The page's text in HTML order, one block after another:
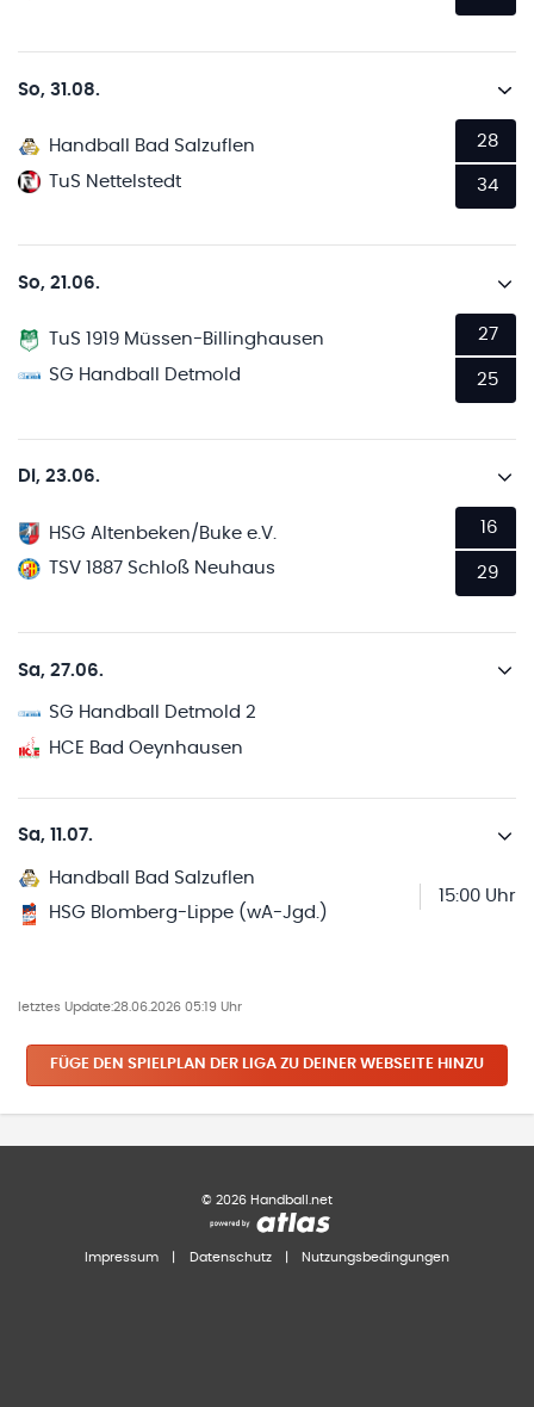
So, 31.08.
Handball Bad Salzuflen
TuS Nettelstedt
28
34
So, 21.06.
TuS 1919 Müssen-Billinghausen
SG Handball Detmold
27
25
Di, 23.06.
HSG Altenbeken/Buke e.V.
TSV 1887 Schloß Neuhaus
16
29
Sa, 27.06.
SG Handball Detmold 2
HCE Bad Oeynhausen
Sa, 11.07.
Handball Bad Salzuflen
HSG Blomberg-Lippe (wA-Jgd.)
15:00 Uhr
letztes Update:28.06.2026 05:19 Uhr
FÜGE DEN SPIELPLAN DER LIGA ZU DEINER WEBSEITE HINZU
© 2026 Handball.net
Impressum Datenschutz Nutzungsbedingungen